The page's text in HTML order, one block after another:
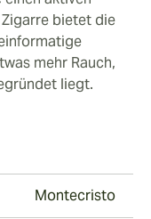
bietet die
mehr Rauch,
liegt.
Montecristo